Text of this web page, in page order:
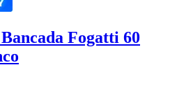
Fogatti 60